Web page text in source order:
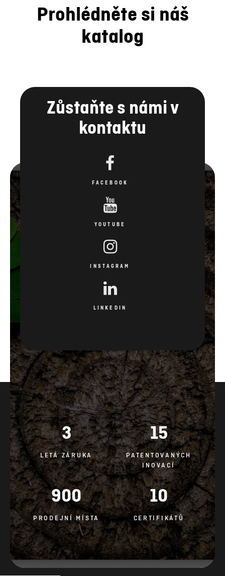
Prohlédněte si náš
katalog
Zůstaňte s námi v
kontaktu
FACEBOOK
YOUTUBE
INSTAGRAM
LINKEDIN
3
LETÁ ZÁRUKA
15
PATENTOVANÝCH
INOVACÍ
900
PRODEJNÍ MÍSTA
10
CERTIFIKÁTŮ